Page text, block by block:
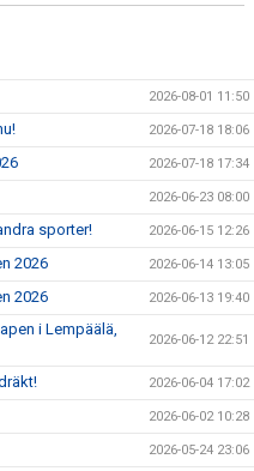
2026-08-01 11:50
2026-07-18 18:06
2026-07-18 17:34
2026-06-23 08:00
sporter! 2026-06-15 12:26
2026 2026-06-14 13:05
2026 2026-06-13 19:40
i Lempäälä,
2026-06-12 22:51
2026-06-04 17:02
2026-06-02 10:28
2026-05-24 23:06